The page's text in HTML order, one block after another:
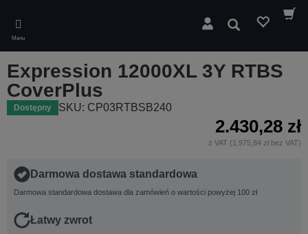
main
content
Menu
Wyszukaj
Expression 12000XL 3Y RTBS
CoverPlus
Dostępny SKU: CP03RTBSB240
2.430,28 zł
z VAT (1.975,84 zł bez VAT)
Darmowa dostawa standardowa
Darmowa standardowa dostawa dla zamówień o wartości powyżej 100 zł
Łatwy zwrot